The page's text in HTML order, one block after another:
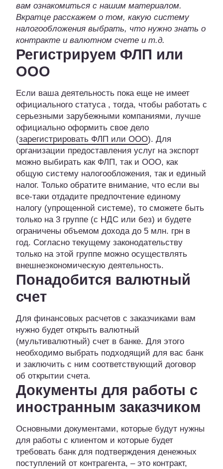
вам ознакомиться с нашим материалом.
Вкратце расскажем о том, какую систему
налогообложения выбрать, что нужно знать о
контракте и валютном счете и т.д.
Регистрируем ФЛП или
ООО
Если ваша деятельность пока еще не имеет
официального статуса , тогда, чтобы работать с
серьезными зарубежными компаниями, лучше
официально оформить свое дело
(зарегистрировать ФЛП или ООО). Для
организации предоставления услуг на экспорт
можно выбирать как ФЛП, так и ООО, как
общую систему налогообложения, так и единый
налог. Только обратите внимание, что если вы
все-таки отдадите предпочтение единому
налогу (упрощенной системе), то сможете быть
только на 3 группе (с НДС или без) и будете
ограничены объемом дохода до 5 млн. грн в
год. Согласно текущему законодательству
только на этой группе можно осуществлять
внешнеэкономическую деятельность.
Понадобится валютный
счет
Для финансовых расчетов с заказчиками вам
нужно будет открыть валютный
(мультивалютный) счет в банке. Для этого
необходимо выбрать подходящий для вас банк
и заключить с ним соответствующий договор
об открытии счета.
Документы для работы с
иностранным заказчиком
Основными документами, которые будут нужны
для работы с клиентом и которые будет
требовать банк для подтверждения денежных
поступлений от контрагента, – это контракт,